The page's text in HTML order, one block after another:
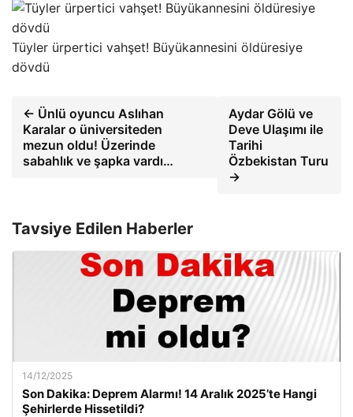
Tüyler ürpertici vahşet! Büyükannesini öldüresiye
dövdü
← Ünlü oyuncu Aslıhan
Karalar o üniversiteden
mezun oldu! Üzerinde
sabahlık ve şapka vardı…
Aydar Gölü ve
Deve Ulaşımı ile
Tarihi
Özbekistan Turu
→
Tavsiye Edilen Haberler
14/12/2025
Son Dakika: Deprem Alarmı! 14 Aralık 2025’te Hangi
Şehirlerde Hissetildi?